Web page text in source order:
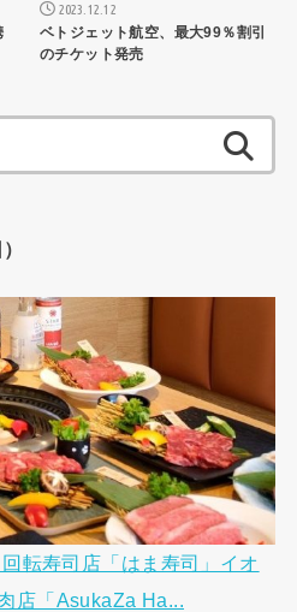
2023.12.12
ベトジェット航空、最大99％割引
のチケット発売
索:
転寿司店「はま寿司」イオ
店「AsukaZa Ha...